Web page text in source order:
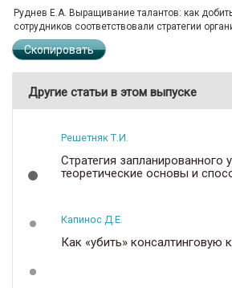
Скопировать
Другие статьи в этом выпуске
Решетняк Т.И.
Стратегия запланированного
теоретические основы и
Капинос Д.Е.
Как «убить» консалтинговую